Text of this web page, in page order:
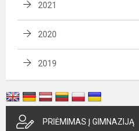
2021
2020
2019
PRIĖMIMAS Į GIMNAZIJĄ